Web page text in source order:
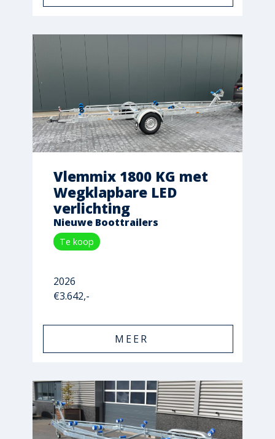
Vlemmix 1800 KG met
Wegklapbare LED
verlichting
Nieuwe Boottrailers
Te koop
2026
€3.642,-
MEER